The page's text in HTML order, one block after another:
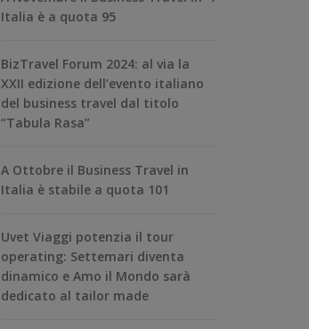
Italia è a quota 95
BizTravel Forum 2024: al via la
XXII edizione dell’evento italiano
del business travel dal titolo
“Tabula Rasa”
A Ottobre il Business Travel in
Italia è stabile a quota 101
Uvet Viaggi potenzia il tour
operating: Settemari diventa
dinamico e Amo il Mondo sarà
dedicato al tailor made